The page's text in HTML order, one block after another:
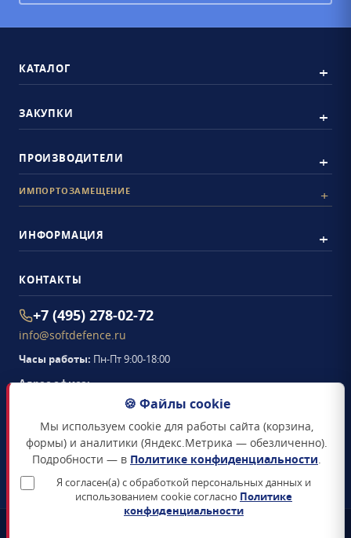
КАТАЛОГ
ЗАКУПКИ
ПРОИЗВОДИТЕЛИ
ИМПОРТОЗАМЕЩЕНИЕ
ИНФОРМАЦИЯ
КОНТАКТЫ
+7 (495) 278-02-72
info@softdefence.ru
Часы работы: Пн-Пт 9:00-18:00
Адрес офиса:
Семёновская набережная, д. 2/1, стр. 1, офис 411
Схема проезда →
ЗАКАЗАТЬ ЗВОНОК
🍪 Файлы cookie
Мы используем cookie для работы сайта (корзина,
формы) и аналитики (Яндекс.Метрика — обезличенно).
Подробности — в Политике конфиденциальности.
Я согласен(а) с обработкой персональных данных и
использованием cookie согласно Политике
конфиденциальности